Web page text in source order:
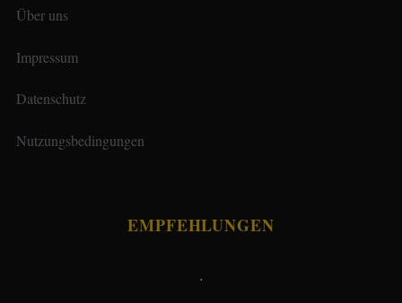
Über uns
Impressum
Datenschutz
Nutzungsbedingungen
EMPFEHLUNGEN
.